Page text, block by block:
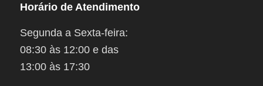
Horário de Atendimento
Segunda a Sexta-feira:
08:30 às 12:00 e das
13:00 às 17:30